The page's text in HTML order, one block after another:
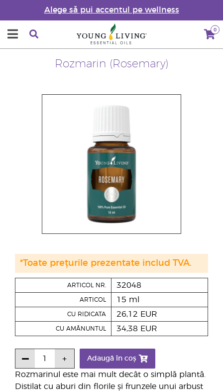
Alege să pui accentul pe wellness
0
Rozmarin (Rosemary)
Rozmarinul este mai mult decât o simplă plantă.
Distilat cu aburi din florile și frunzele unui arbust
ARTICOL NR. 32048
ARTICOL 15 ml
CU RIDICATA 26,12 EUR
CU AMĂNUNTUL 34,38 EUR
Adaugă în coș
*Toate prețurile prezentate includ TVA.